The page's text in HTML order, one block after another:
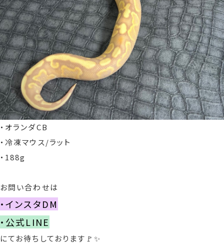
・オランダCB
・冷凍マウス/ラット
・188g
お問い合わせは
・インスタDM
・公式LINE
にてお待ちしております🚩✨